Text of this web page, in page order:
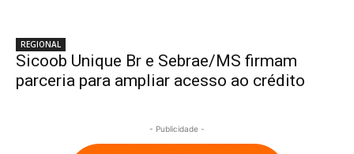
REGIONAL
Sicoob Unique Br e Sebrae/MS firmam
parceria para ampliar acesso ao crédito
- Publicidade -